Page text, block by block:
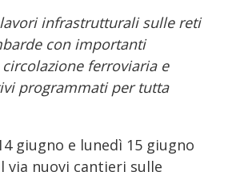
infrastrutturali sulle reti
con importanti
ferroviaria e
programmati per tutta
giugno e lunedì 15 giugno
via nuovi cantieri sulle